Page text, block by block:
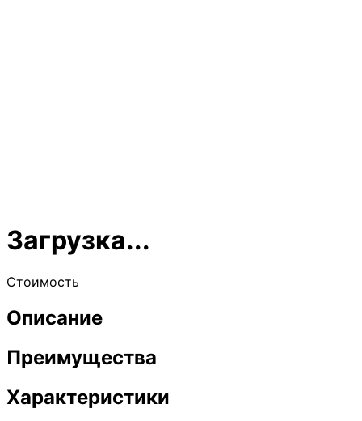
Загрузка...
Стоимость
Описание
Преимущества
Характеристики